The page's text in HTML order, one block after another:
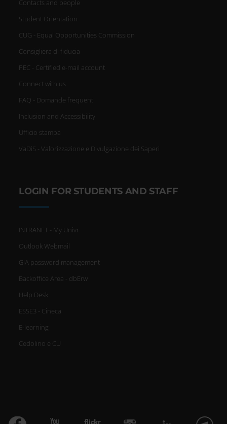
Contacts and people
Student Orientation
CUG - Equal Opportunities Commission
Consigliera di fiducia
PEC - Certified e-mail account
Connect with us
FAQ - Domande frequenti
Inclusion and Accessibility
Ufficio stampa
VaDiS - Valorizzazione e Divulgazione dei Saperi
LOGIN FOR STUDENTS AND STAFF
INTRANET - My Univr
Outlook Webmail
GIA password management
Backoffice Area - dbErw
Help Desk
ESSE3 - Cineca
E-learning
Cedolino e CU